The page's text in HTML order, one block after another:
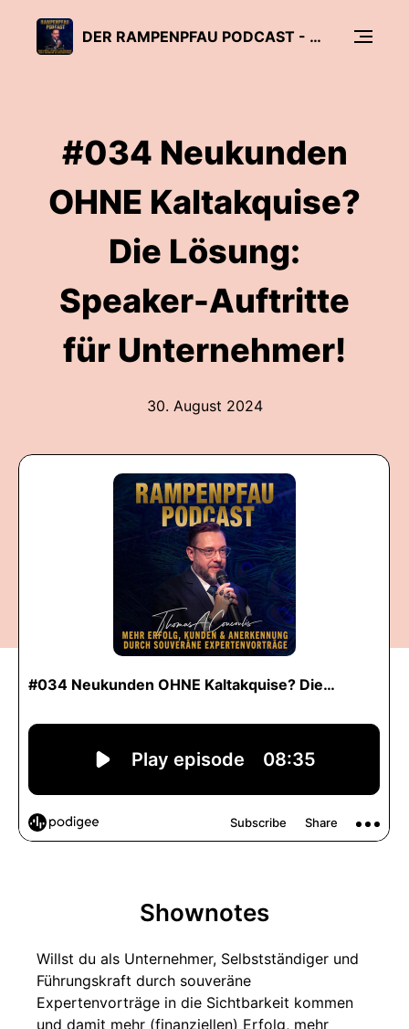
DER RAMPENPFAU PODCAST - DURCH SOUVERÄNE VORTRÄGE VOM UNTERNEHMER ZUM EXPERTEN
#034 Neukunden
OHNE Kaltakquise?
Die Lösung:
Speaker-Auftritte
für Unternehmer!
30. August 2024
Shownotes
Willst du als Unternehmer, Selbstständiger und
Führungskraft durch souveräne
Expertenvorträge in die Sichtbarkeit kommen
und damit mehr (finanziellen) Erfolg, mehr